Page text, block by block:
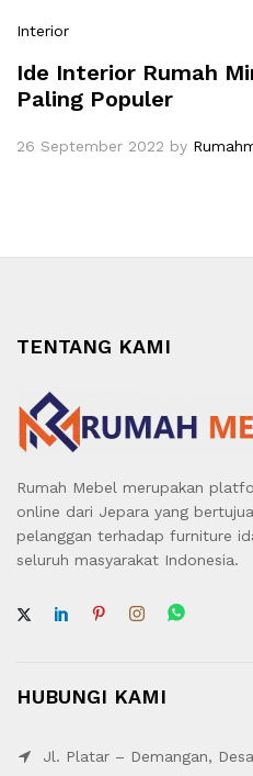
Interior
Ide Interior Rumah
Paling Populer
26 September 2022 by
TENTANG KAMI
Rumah Mebel merupakan
online dari Jepara yang
pelanggan terhadap furniture
seluruh masyarakat Indonesia.
HUBUNGI KAMI
Jl. Platar – Demangan,